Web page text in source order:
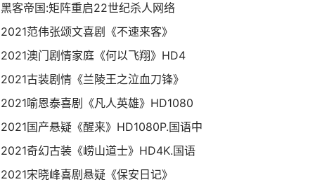
黑客帝国:矩阵重启22世纪杀人网络
2021范伟张颂文喜剧《不速来客》
2021澳门剧情家庭《何以飞翔》HD4
2021古装剧情《兰陵王之泣血刀锋》
2021喻恩泰喜剧《凡人英雄》HD1080
2021国产悬疑《醒来》HD1080P.国语中
2021奇幻古装《崂山道士》HD4K.国语
2021宋晓峰喜剧悬疑《保安日记》